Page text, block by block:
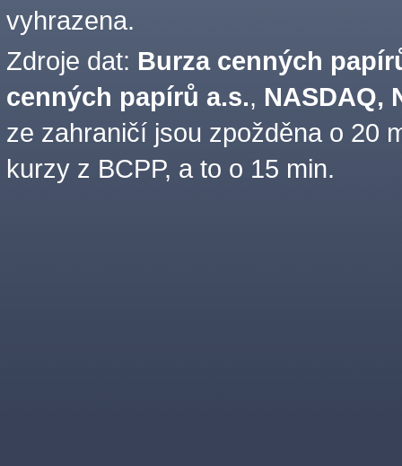
vyhrazena.
Zdroje dat: Burza cenných
cenných papírů a.s., NASDAQ,
ze zahraničí jsou zpožděna o 20
kurzy z BCPP, a to o 15 min.